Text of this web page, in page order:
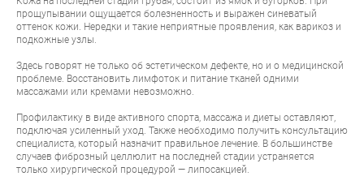
прощупывании ощущается болезненность и выражен синеватый
оттенок кожи. Нередки и такие неприятные проявления, как варикоз и
подкожные узлы.
Здесь говорят не только об эстетическом дефекте, но и о медицинской
проблеме. Восстановить лимфоток и питание тканей одними
массажами или кремами невозможно.
Профилактику в виде активного спорта, массажа и диеты оставляют,
подключая усиленный уход. Также необходимо получить консультацию
специалиста, который назначит правильное лечение. В большинстве
случаев фиброзный целлюлит на последней стадии устраняется
только хирургической процедурой — липосакцией.